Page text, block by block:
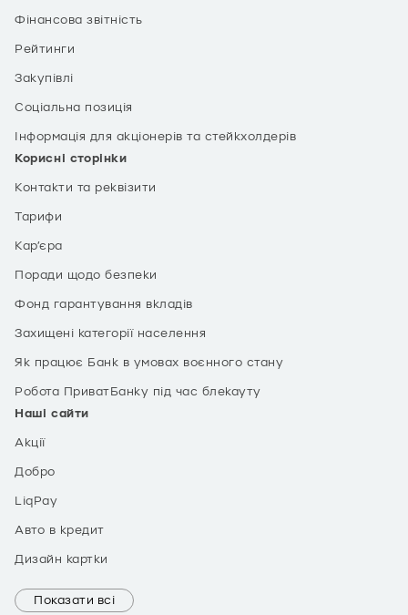
Фінансова звітність
Рейтинги
Закупівлі
Соціальна позиція
Інформація для акціонерів та стейкхолдерів
Корисні сторінки
Контакти та реквізити
Тарифи
Кар’єра
Поради щодо безпеки
Фонд гарантування вкладів
Захищені категорії населення
Як працює Банк в умовах воєнного стану
Робота ПриватБанку під час блекауту
Наші сайти
Акції
Добро
LiqPay
Авто в кредит
Дизайн картки
Показати всі